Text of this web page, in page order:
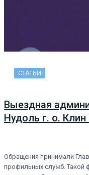
СТАТЬИ
Выездная
Нудоль г. о. Клин
Обращения принимали
профильных служб. Такой